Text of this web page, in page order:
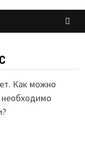
Как можно
необходимо